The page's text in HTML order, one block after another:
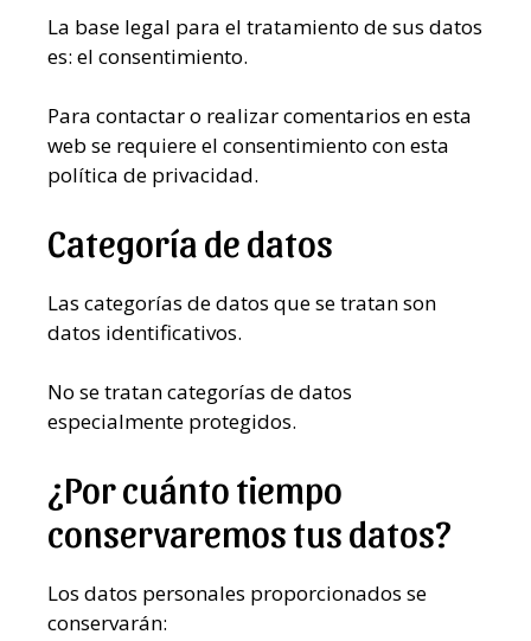
La base legal para el tratamiento de sus datos
es: el consentimiento.
Para contactar o realizar comentarios en esta
web se requiere el consentimiento con esta
política de privacidad.
Categoría de datos
Las categorías de datos que se tratan son
datos identificativos.
No se tratan categorías de datos
especialmente protegidos.
¿Por cuánto tiempo
conservaremos tus datos?
Los datos personales proporcionados se
conservarán: